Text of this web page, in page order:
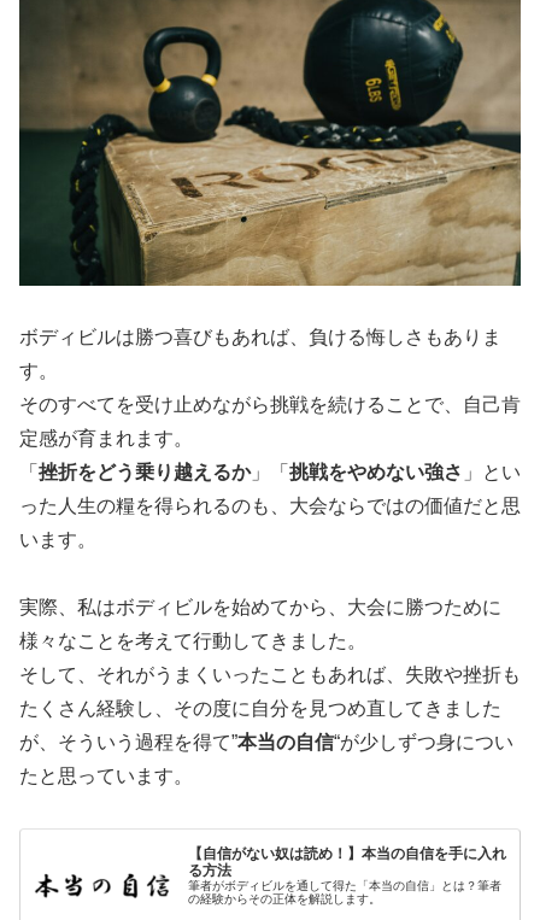
ボディビルは勝つ喜びもあれば、負ける悔しさもありま
す。
そのすべてを受け止めながら挑戦を続けることで、自己肯
定感が育まれます。
「 挫折をどう乗り越えるか」「 挑戦をやめない強さ 」とい
った人生の糧を得られるのも、大会ならではの価値だと思
います。
実際、私はボディビルを始めてから、大会に勝つために
様々なことを考えて行動してきました。
そして、それがうまくいったこともあれば、失敗や挫折も
たくさん経験し、その度に自分を見つめ直してきました
が、そういう過程を得て”本当の自信“が少しずつ身につい
たと思っています。
【自信がない奴は読め！】本当の自信を手に入れ
る方法
筆者がボディビルを通して得た「本当の自信」とは？筆者
の経験からその正体を解説します。